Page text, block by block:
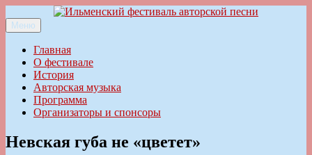
к
содержимому
Ильменский фестиваль авторской песни
Меню
Главная
О фестивале
История
Авторская музыка
Программа
Организаторы и спонсоры
Невская губа не «цветет»